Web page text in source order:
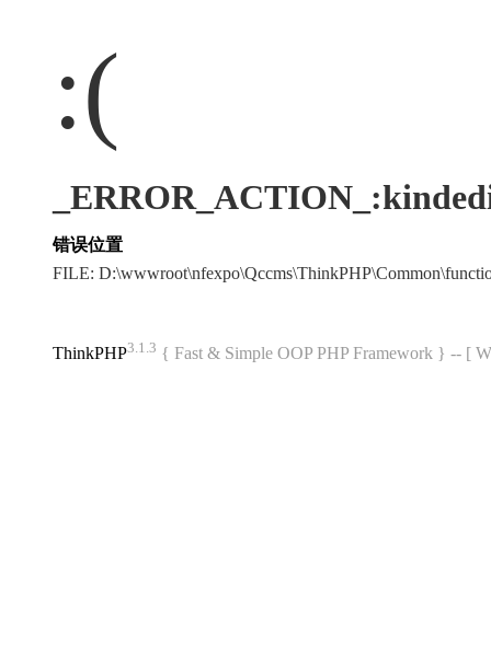
:(
错误位置
FILE:
ThinkPHP3.1.3 { Fast & Simple OOP PHP Framework } -- [